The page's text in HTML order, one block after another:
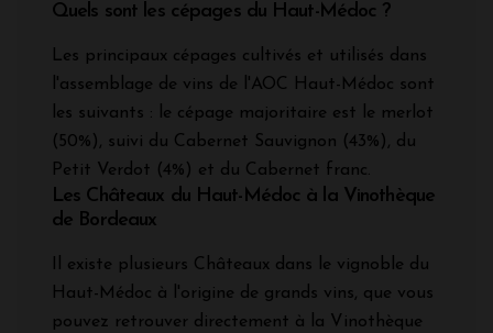
Quels sont les cépages du Haut-Médoc ?
Les principaux cépages cultivés et utilisés dans
l'assemblage de vins de l'AOC Haut-Médoc sont
les suivants : le cépage majoritaire est le merlot
(50%), suivi du Cabernet Sauvignon (43%), du
Petit Verdot (4%) et du Cabernet franc.
Les Châteaux du Haut-Médoc à la Vinothèque
de Bordeaux
Il existe plusieurs Châteaux dans le vignoble du
Haut-Médoc à l'origine de grands vins, que vous
pouvez retrouver directement à la Vinothèque